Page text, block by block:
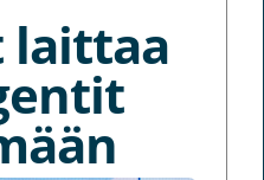
laittaa